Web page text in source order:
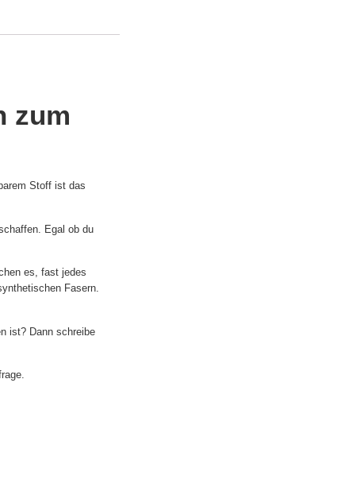
zum
Stoff ist das
Egal ob du
es, fast jedes
Fasern.
ist? Dann schreibe